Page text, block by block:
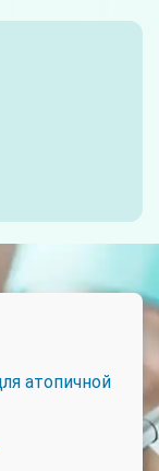
атопичной